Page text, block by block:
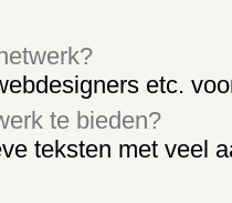
etc.
te bieden?
teksten met veel